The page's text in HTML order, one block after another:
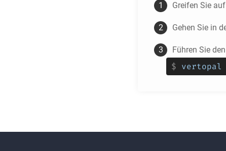
Greifen Sie
Gehen Sie in
Führen Sie
$ vertopal